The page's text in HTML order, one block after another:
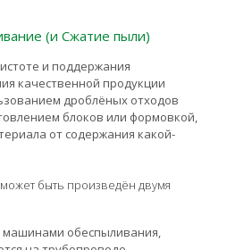
(и Сжатие пыли)
и поддержания
качественной продукции
дроблёных отходов
блоков или формовкой,
от содержания какой-
быть произведён двумя
обеспыливания,